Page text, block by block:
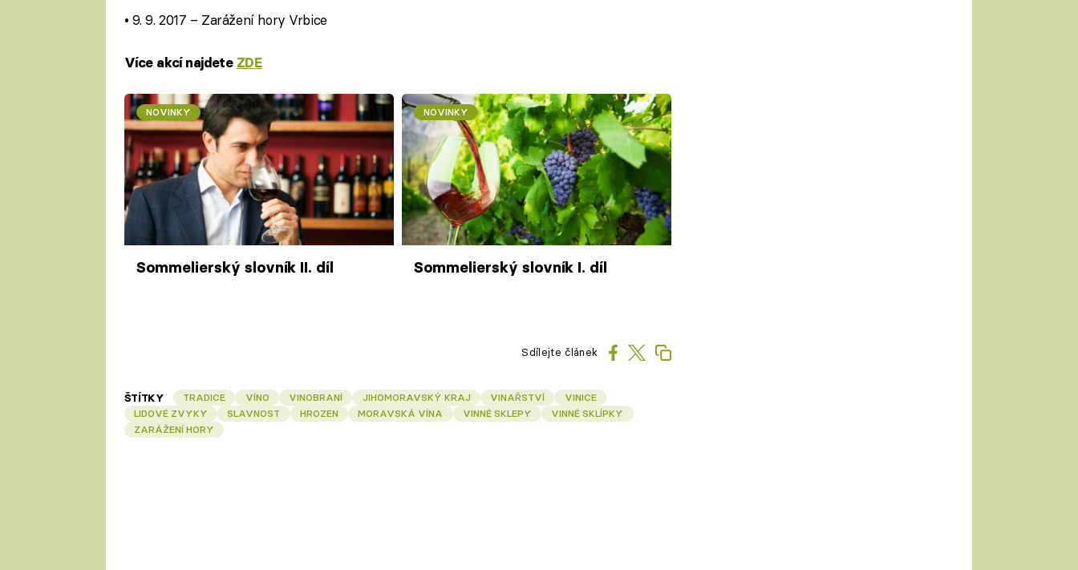
• 9. 9. 2017 – Zarážení hory Vrbice
Více akcí najdete ZDE
NOVINKY
Sommelierský slovník II. díl
NOVINKY
Sommelierský slovník I. díl
Sdílejte článek
ŠTÍTKY TRADICE VÍNO VINOBRANÍ JIHOMORAVSKÝ KRAJ VINAŘSTVÍ
VINICE
LIDOVÉ ZVYKY
SLAVNOST HROZEN MORAVSKÁ VÍNA VINNÉ SKLEPY
VINNÉ SKLÍPKY
ZARÁŽENÍ HORY